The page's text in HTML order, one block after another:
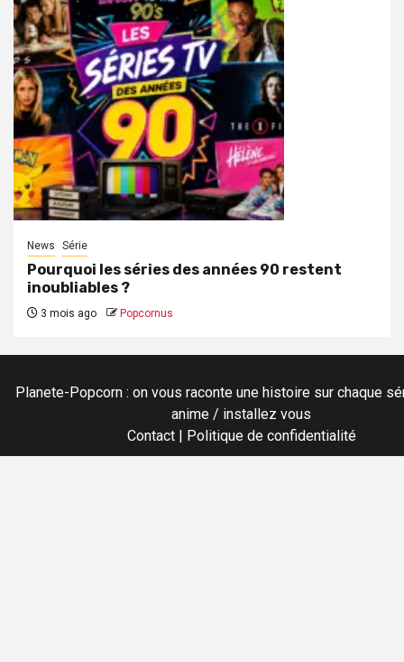
News Série
Pourquoi les séries des années 90 restent
inoubliables ?
3 mois ago Popcornus
Planete-Popcorn : on vous raconte une histoire sur chaque
anime / installez vous
Contact| Politique de confidentialité